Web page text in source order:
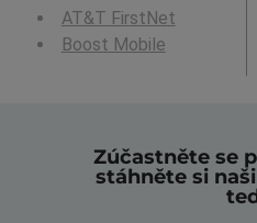
AT&T FirstNet
Boost Mobile
Zúčastněte se
stáhněte si